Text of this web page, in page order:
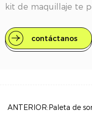
kit de maquillaje te
busques un look
atrevido para la
Gama de colores
contáctanos
ANTERIOR:Paleta de